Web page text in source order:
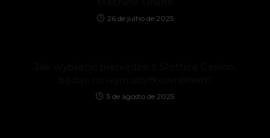
26 de julho de 2025
3 de agosto de 2025